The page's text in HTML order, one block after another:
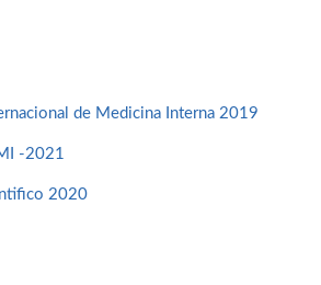
de Medicina Interna 2019
-2021
2020